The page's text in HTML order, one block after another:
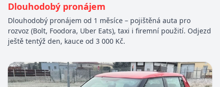
Dlouhodobý pronájem
Dlouhodobý pronájem od 1 měsíce – pojištěná auta pro
rozvoz (Bolt, Foodora, Uber Eats), taxi i firemní použití. Odjezd
ještě tentýž den, kauce od 3 000 Kč.